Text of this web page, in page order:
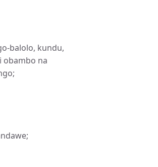
balolo, kundu,
obambo na